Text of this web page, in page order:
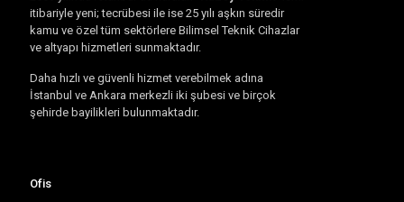
itibariyle yeni; tecrübesi ile ise 25 yılı aşkın süredir
kamu ve özel tüm sektörlere Bilimsel Teknik Cihazlar
ve altyapı hizmetleri sunmaktadır.
Daha hızlı ve güvenli hizmet verebilmek adına
İstanbul ve Ankara merkezli iki şubesi ve birçok
şehirde bayilikleri bulunmaktadır.
Ofis